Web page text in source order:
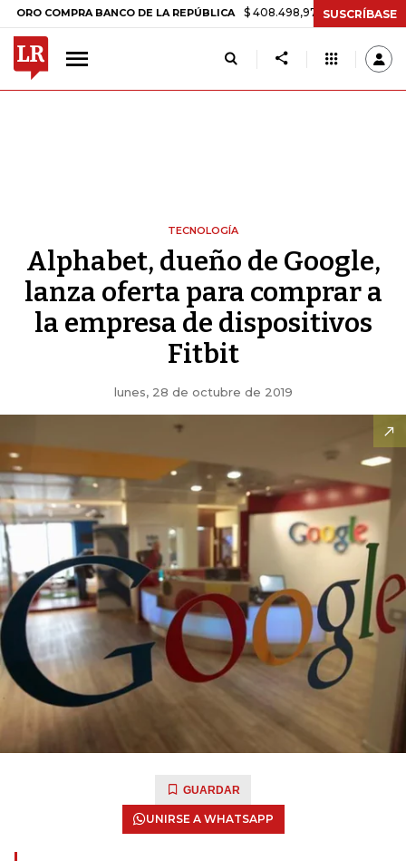
COMPRA BANCO DE LA REPÚBLICA $ 408.498,97 +$ 8.753,81 +2,19%
SUSCRÍBASE
TECNOLOGÍA
Alphabet, dueño de Google,
lanza oferta para comprar a
la empresa de dispositivos
Fitbit
lunes, 28 de octubre de 2019
GUARDAR
UNIRSE A WHATSAPP